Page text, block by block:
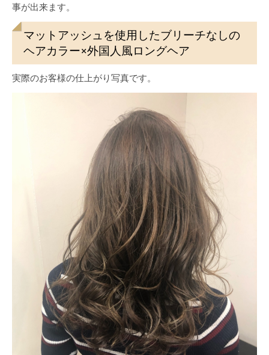
事が出来ます。
マットアッシュを使用したブリーチなしの
ヘアカラー×外国人風ロングヘア
実際のお客様の仕上がり写真です。